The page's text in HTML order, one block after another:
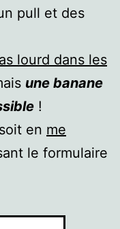
pull et des
lourd dans les
une banane
!
en me
le formulaire